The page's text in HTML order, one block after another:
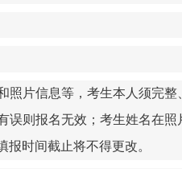
片信息等，考生本人须完整
误则报名无效 ； 考生姓名在照
时间截止将不得更改。